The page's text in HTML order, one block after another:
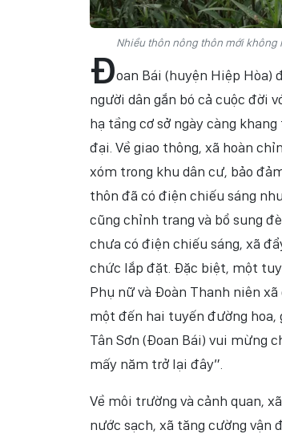
Nhiều thôn nông thôn mới không
Đoan Bái (huyện Hiệp
người dân gắn bó cả cuộc đời
hạ tầng cơ sở ngày càng
đại. Về giao thông, xã hoàn
xóm trong khu dân cư, bảo
thôn đã có điện chiếu sáng
cũng chỉnh trang và bổ sung
chưa có điện chiếu sáng, xã
chức lắp đặt. Đặc biệt, một
Phụ nữ và Đoàn Thanh niên
một đến hai tuyến đường hoa,
Tân Sơn (Đoan Bái) vui mừng
mấy năm trở lại đây”.
Về môi trường và cảnh quan,
nước sạch, xã tăng cường vận